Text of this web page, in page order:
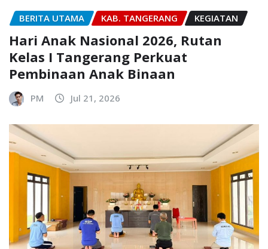
BERITA UTAMA KAB. TANGERANG KEGIATAN
Hari Anak Nasional 2026, Rutan
Kelas I Tangerang Perkuat
Pembinaan Anak Binaan
PM Jul 21, 2026